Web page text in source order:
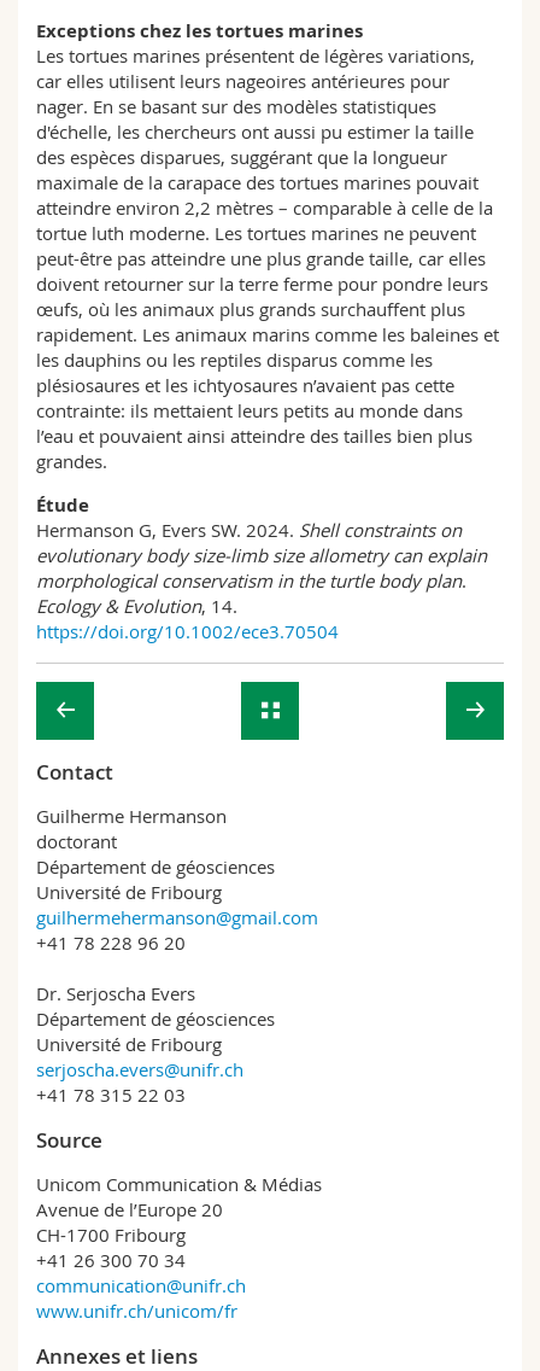
Exceptions chez les tortues marines
Les tortues marines présentent de légères variations,
car elles utilisent leurs nageoires antérieures pour
nager. En se basant sur des modèles statistiques
d'échelle, les chercheurs ont aussi pu estimer la taille
des espèces disparues, suggérant que la longueur
maximale de la carapace des tortues marines pouvait
atteindre environ 2,2 mètres – comparable à celle de la
tortue luth moderne. Les tortues marines ne peuvent
peut-être pas atteindre une plus grande taille, car elles
doivent retourner sur la terre ferme pour pondre leurs
œufs, où les animaux plus grands surchauffent plus
rapidement. Les animaux marins comme les baleines et
les dauphins ou les reptiles disparus comme les
plésiosaures et les ichtyosaures n’avaient pas cette
contrainte: ils mettaient leurs petits au monde dans
l’eau et pouvaient ainsi atteindre des tailles bien plus
grandes.
Étude
Hermanson G, Evers SW. 2024. Shell constraints on
evolutionary body size-limb size allometry can explain
morphological conservatism in the turtle body plan.
Ecology & Evolution, 14.
https://doi.org/10.1002/ece3.70504
Contact
Guilherme Hermanson
doctorant
Département de géosciences
Université de Fribourg
guilhermehermanson@gmail.com
+41 78 228 96 20
Dr. Serjoscha Evers
Département de géosciences
Université de Fribourg
serjoscha.evers@unifr.ch
+41 78 315 22 03
Source
Unicom Communication & Médias
Avenue de l’Europe 20
CH-1700 Fribourg
+41 26 300 70 34
communication@unifr.ch
www.unifr.ch/unicom/fr
Annexes et liens